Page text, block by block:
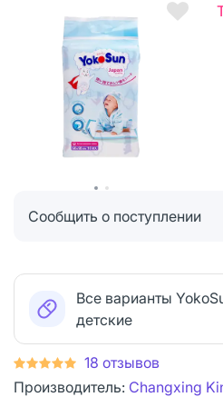
Сообщить о поступлении
Все варианты
детские
18 отзывов
Производитель: Changxing